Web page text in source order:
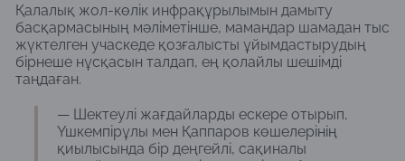
Қалалық жол-көлік инфрақұрылымын дамыту
басқармасының мәліметінше, мамандар шамадан тыс
жүктелген учаскеде қозғалысты ұйымдастырудың
бірнеше нұсқасын талдап, ең қолайлы шешімді
таңдаған.
— Шектеулі жағдайларды ескере отырып,
Үшкемпірұлы мен Қаппаров көшелерінің
қиылысында бір деңгейлі, сақиналы